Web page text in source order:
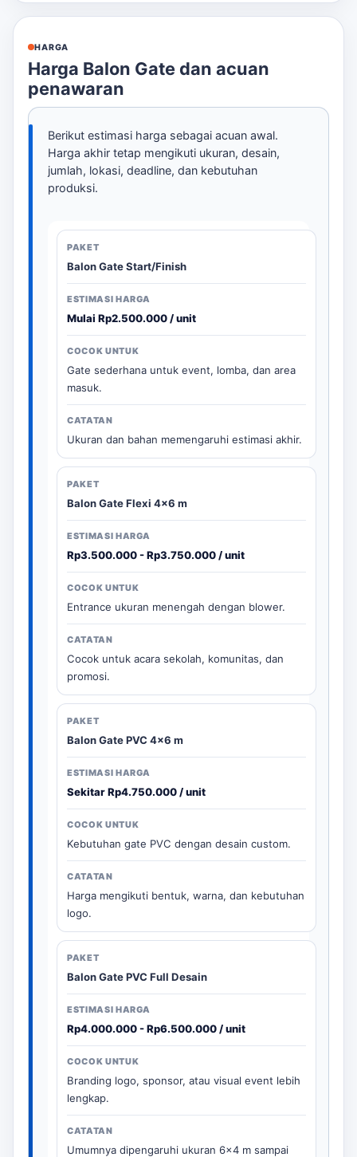
HARGA
Harga Balon Gate dan acuan
penawaran
Berikut estimasi harga sebagai acuan awal.
Harga akhir tetap mengikuti ukuran, desain,
jumlah, lokasi, deadline, dan kebutuhan
produksi.
Balon Gate Start/Finish
Mulai Rp2.500.000 / unit
Gate sederhana untuk event, lomba, dan area
masuk.
Ukuran dan bahan memengaruhi estimasi akhir.
Balon Gate Flexi 4x6 m
Rp3.500.000 - Rp3.750.000 / unit
Entrance ukuran menengah dengan blower.
Cocok untuk acara sekolah, komunitas, dan
promosi.
Balon Gate PVC 4x6 m
Sekitar Rp4.750.000 / unit
Kebutuhan gate PVC dengan desain custom.
Harga mengikuti bentuk, warna, dan kebutuhan
logo.
Balon Gate PVC Full Desain
Rp4.000.000 - Rp6.500.000 / unit
Branding logo, sponsor, atau visual event lebih
lengkap.
Umumnya dipengaruhi ukuran 6x4 m sampai